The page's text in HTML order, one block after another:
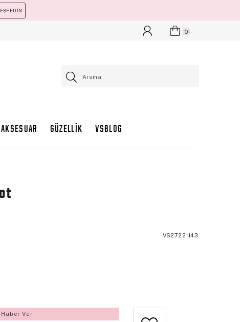
0
GÜZELLİK VSBLOG
VS27221143
Ver